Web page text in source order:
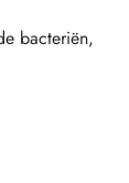
bacteriën,